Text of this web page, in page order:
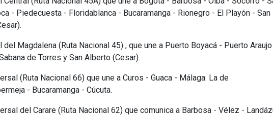
- Piedecuesta - Floridablanca - Bucaramanga - Rionegro - El Playón - San
del Magdalena (Ruta Nacional 45) , que une a Puerto Boyacá - Puerto
de Torres y San Alberto (Cesar).
(Ruta Nacional 66) que une a Curos - Guaca - Málaga. La de
- Bucaramanga - Cúcuta.
del Carare (Ruta Nacional 62) que comunica a Barbosa - Vélez -